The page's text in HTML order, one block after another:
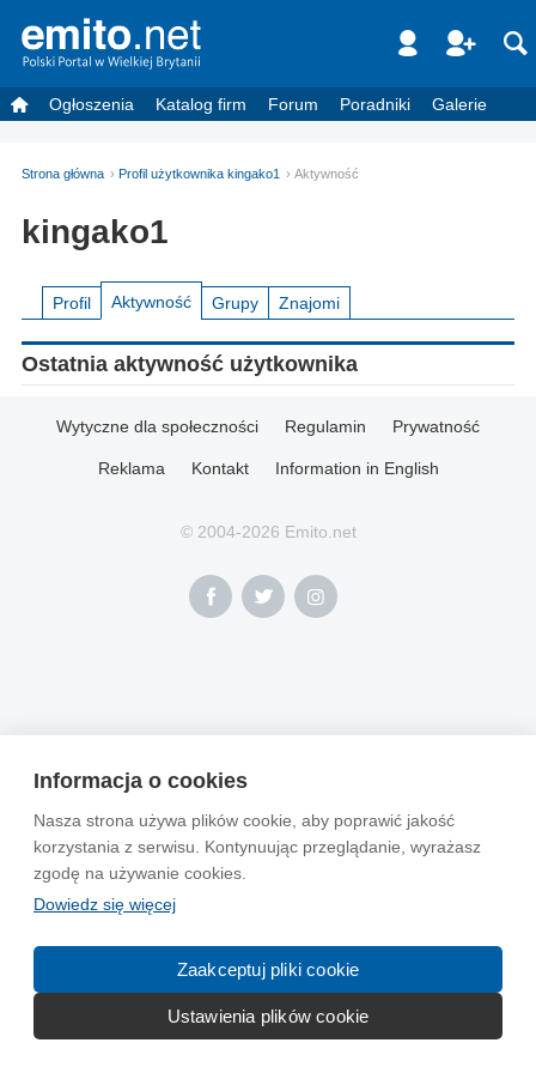
Informacja o cookies
Nasza strona używa plików cookie, aby poprawić jakość
korzystania z serwisu. Kontynuując przeglądanie, wyrażasz
zgodę na używanie cookies.
Dowiedz się więcej
Zaakceptuj pliki cookie
Ustawienia plików cookie
Ogłoszenia Katalog firm Forum Poradniki Galerie
Strona główna Profil użytkownika kingako1 Aktywność
kingako1
Profil Aktywność Grupy Znajomi
Ostatnia aktywność użytkownika
Wytyczne dla społeczności Regulamin Prywatność
Reklama Kontakt Information in English
© 2004-2026 Emito.net